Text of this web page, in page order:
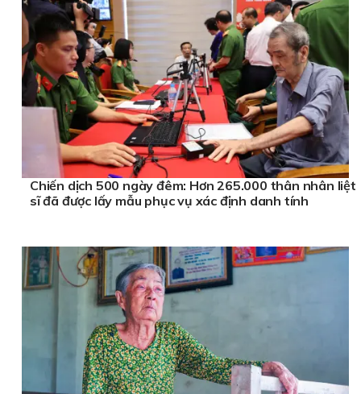
Chiến dịch 500 ngày đêm: Hơn 265.000 thân nhân liệt
sĩ đã được lấy mẫu phục vụ xác định danh tính